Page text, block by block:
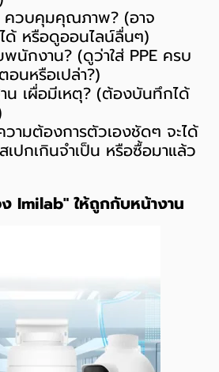
ควบคุมคุณภาพ? (อาจ
ด้ หรือดูออนไลน์ลื่นๆ)
นักงาน? (ดูว่าใส่ PPE ครบ
นหรือเปล่า?)
น เผื่อมีเหตุ? (ต้องบันทึกได้
วามต้องการตัวเองชัดๆ จะได้
เปกเกินจำเป็น หรือซื้อมาแล้ว
Imilab" ให้ถูกกับหน้างาน